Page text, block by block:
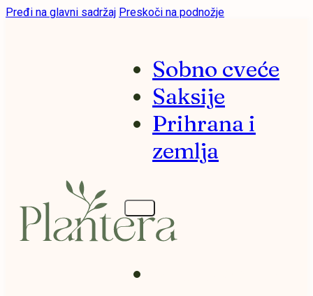
Pređi na glavni sadržaj Preskoči na podnožje
Sobno cveće
Saksije
Prihrana i
zemlja